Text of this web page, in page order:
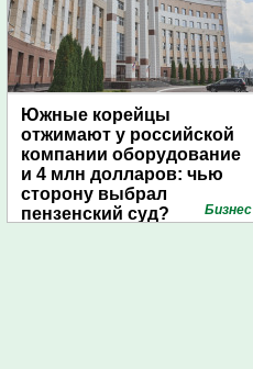
Южные корейцы
отжимают у российской
компании оборудование
и 4 млн долларов: чью
сторону выбрал
пензенский суд?
Бизнес